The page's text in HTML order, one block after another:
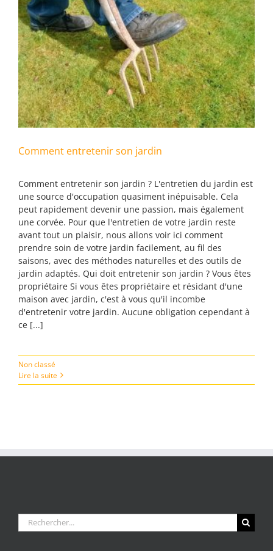
Comment entretenir son jardin
Comment entretenir son jardin ? L'entretien du jardin est
une source d'occupation quasiment inépuisable. Cela
peut rapidement devenir une passion, mais également
une corvée. Pour que l'entretien de votre jardin reste
avant tout un plaisir, nous allons voir ici comment
prendre soin de votre jardin facilement, au fil des
saisons, avec des méthodes naturelles et des outils de
jardin adaptés. Qui doit entretenir son jardin ? Vous êtes
propriétaire Si vous êtes propriétaire et résidant d'une
maison avec jardin, c'est à vous qu'il incombe
d'entretenir votre jardin. Aucune obligation cependant à
ce [...]
Non classé
Lire la suite
Rechercher: